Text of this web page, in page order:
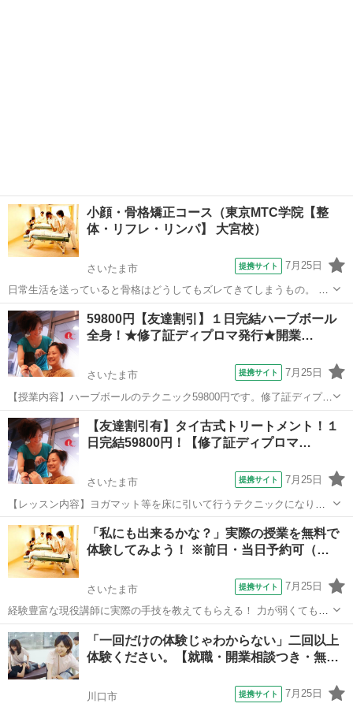
小顔・骨格矯正コース（東京MTC学院【整
体・リフレ・リンパ】 大宮校）
さいたま市 提携サイト 7月25日
日常生活を送っていると骨格はどうしてもズレてきてしまうもの。 整
体学校ならではの解剖学を始めとする専門知識を深く学び、 歪みを根
本から改善し小顔へ導く高度な技術を学びます。 一般的なイメージの
小顔矯正だと痛みが出ると思われ...
埼玉 さいたま市 マッサージ
59800円【友達割引】１日完結ハーブボール
全身！★修了証ディプロマ発行★開業…
さいたま市 提携サイト 7月25日
【授業内容】ハーブボールのテクニック59800円です。修了証ディプロ
マも1枚1700円で発行しています★是非、更なる技術UPにご利用下さ
い！復習用のDVD、遠方の方向けの通信講座もご用意しています！こ
ちらからの営業電話は致し...
埼玉 さいたま市 マッサージ
【友達割引有】タイ古式トリートメント！１
日完結59800円！【修了証ディプロマ…
さいたま市 提携サイト 7月25日
【レッスン内容】ヨガマット等を床に引いて行うテクニックになりま
す。レッスンは学科と実技を行い、体感して頂きます。お客様は洋服
を脱がずそのまま行います。お客様へ圧をゆっくり加えながら押して
いくテクニックと、ヨガの要素を兼ね備え...
埼玉 さいたま市 マッサージ
「私にも出来るかな？」実際の授業を無料で
体験してみよう！ ※前日・当日予約可（…
さいたま市 提携サイト 7月25日
経験豊富な現役講師に実際の手技を教えてもらえる！ 力が弱くても大
丈夫? 私にも出来る？仕事や家事をしながらでも通える？年齢は？な
ど、入学前の不安も解消！ 個別で気軽に相談出来ます！整体、ボデ
ィ、他コースの体験授業も受付中！...
埼玉 さいたま市 マッサージ
「一回だけの体験じゃわからない」二回以上
体験ください。【就職・開業相談つき・無…
川口市 提携サイト 7月25日